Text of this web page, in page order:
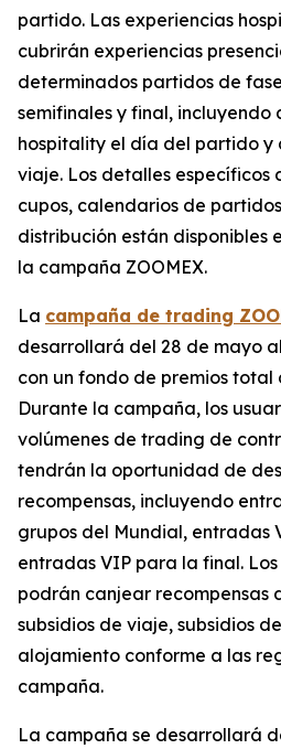
partido. Las experiencias
cubrirán experiencias
determinados partidos de
semifinales y final, incluyendo
hospitality el día del partido y
viaje. Los detalles específicos
cupos, calendarios de
distribución están disponibles
la campaña ZOOMEX.
La campaña de trading
desarrollará del 28 de mayo
con un fondo de premios total
Durante la campaña, los
volúmenes de trading de
tendrán la oportunidad de
recompensas, incluyendo
grupos del Mundial, entradas
entradas VIP para la final.
podrán canjear recompensas
subsidios de viaje, subsidios
alojamiento conforme a las
campaña.
La campaña se desarrollará